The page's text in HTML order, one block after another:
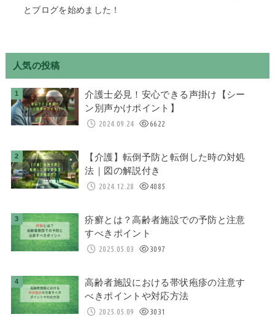
とブログを始めました！
人気の投稿
介護士必見！安心できる声掛け【シー
ン別声かけポイント】
2024.09.24 6622
【介護】転倒予防と転倒した時の対処
法｜図の解説付き
2024.12.28 4085
疥癬とは？高齢者施設での予防と注意
すべきポイント
2025.05.03 3097
高齢者施設における帯状疱疹の注意す
べきポイントや対応方法
2025.05.09 3031